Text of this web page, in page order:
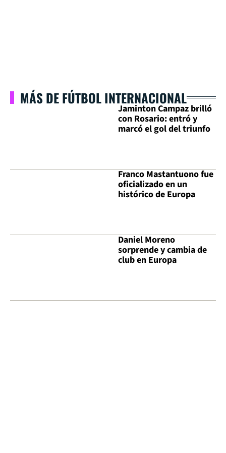
MÁS DE FÚTBOL INTERNACIONAL
Jaminton Campaz brilló
con Rosario: entró y
marcó el gol del triunfo
Franco Mastantuono fue
oficializado en un
histórico de Europa
Daniel Moreno
sorprende y cambia de
club en Europa